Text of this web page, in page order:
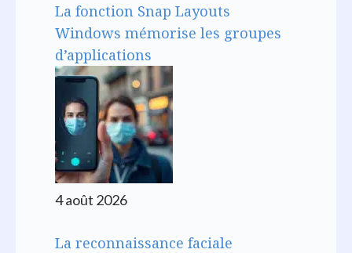
La fonction Snap Layouts
Windows mémorise les groupes
d’applications
4 août 2026
La reconnaissance faciale